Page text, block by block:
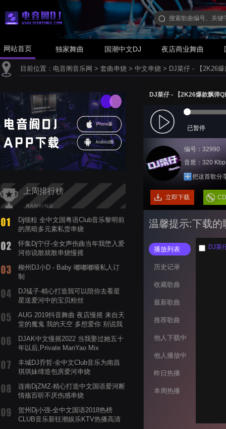
网站首页 独家舞曲 国潮中文DJ 夜店商业舞曲
目前位置： 电音阁音乐网 > 套曲串烧 > 中文串烧 > DJ菜仔 - 【2K26
上周排行榜
Dj细粒 全中文国粤语Club音乐黎明前
的黑暗多元素私货串烧
怀集Dj宁仔-全女声伤曲当年我堕入爱
河你说散就散串烧慢摇
柳州DJ小D - Baby 嘟嘟嘟哑私人订
制
DJ猛子-精心打造我可以陪你去看星
星送爱河中的宝贝粉丝
AUG 2019抖音舞曲 夜店慢摇 来自天
堂的魔鬼 我的天空 多想爱你 别说我
DJAK中文慢摇2022 当我娶过她五十
年以后,Private ManYao Mix
丰城DJ乔哲-全中文Club音乐为南昌
琪琪妹缔造包房爱河串烧
连南DjZMZ-精心打造中文国语爱河断
情殇百听不厌伤感串烧
贺州Dj小强-全中文国语2018热榜
CLUB音乐新狂潮娱乐KTV热播高清
DJ菜仔 - 【2K26爆款飘弹
已暂停
编号：32990
音质：320
把这首歌分
立即下载
温馨提示:下载的
播放列表
历史记录
收藏歌曲
最新歌曲
推荐歌曲
他人下载中
他人播放中
昨日热播
本周热播
DJ菜